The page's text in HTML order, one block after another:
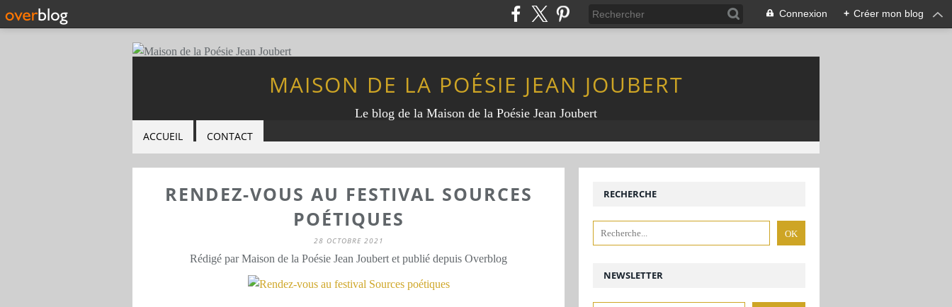
Connexion + Créer mon blog
MAISON DE LA POÉSIE JEAN JOUBERT
Le blog de la Maison de la Poésie Jean Joubert
ACCUEIL CONTACT
RENDEZ-VOUS AU FESTIVAL SOURCES
POÉTIQUES
28 OCTOBRE 2021
Rédigé par Maison de la Poésie Jean Joubert et publié depuis Overblog
NEWSLETTER
RECHERCHE